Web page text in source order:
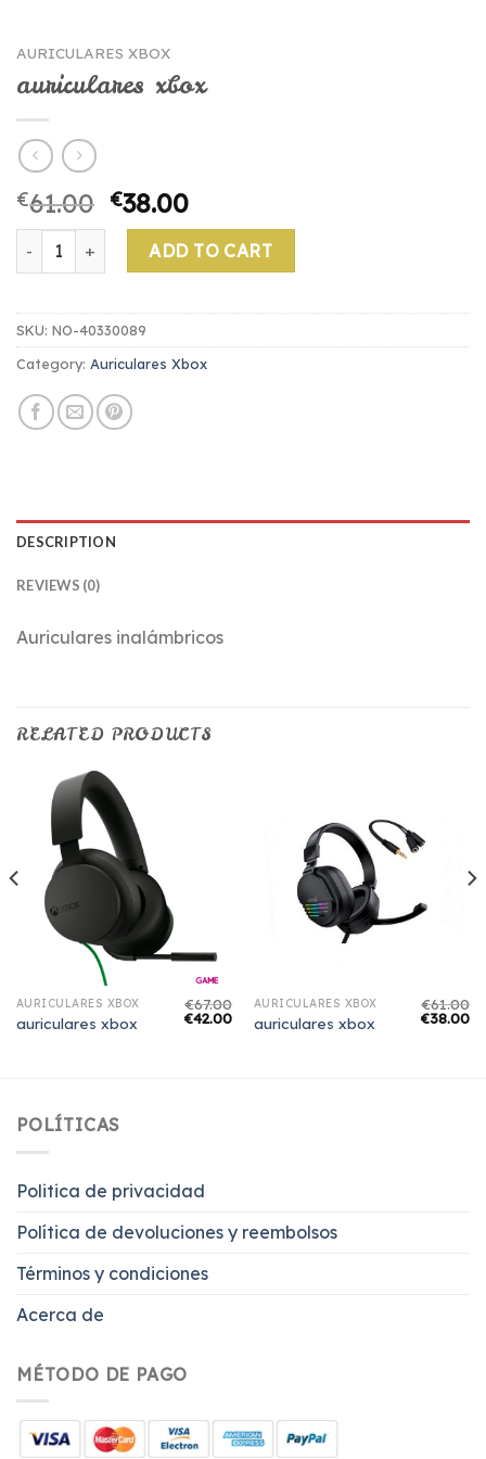
AURICULARES XBOX
auriculares xbox
€61.00 €38.00
auriculares xbox quantity
ADD TO CART
SKU: NO-40330089
Category: Auriculares Xbox
DESCRIPTION
REVIEWS (0)
Auriculares inalámbricos
RELATED PRODUCTS
AURICULARES XBOX
auriculares xbox
€67.00
€42.00
AURICULARES XBOX
auriculares xbox
€61.00
€38.00
POLÍTICAS
Politica de privacidad
Política de devoluciones y reembolsos
Términos y condiciones
Acerca de
MÉTODO DE PAGO